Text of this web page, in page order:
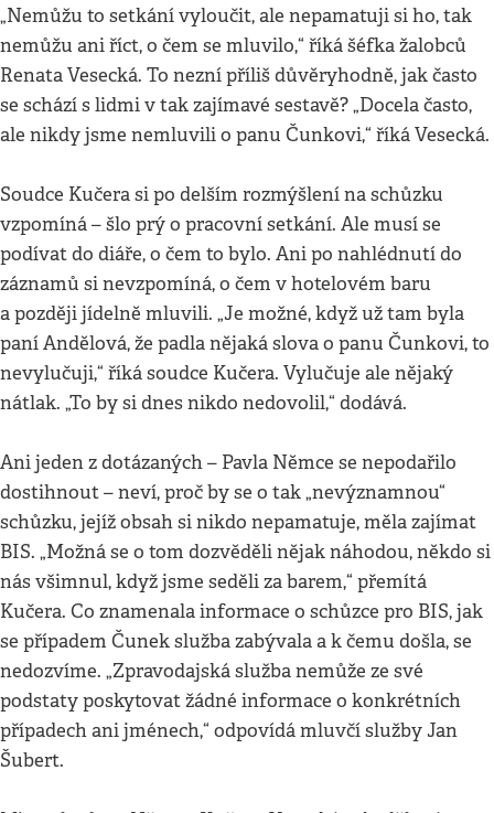
„Nemůžu to setkání vyloučit, ale nepamatuji si ho, tak
nemůžu ani říct, o čem se mluvilo,“ říká šéfka žalobců
Renata Vesecká. To nezní příliš důvěryhodně, jak často
se schází s lidmi v tak zajímavé sestavě? „Docela často,
ale nikdy jsme nemluvili o panu Čunkovi,“ říká Vesecká.
Soudce Kučera si po delším rozmýšlení na schůzku
vzpomíná – šlo prý o pracovní setkání. Ale musí se
podívat do diáře, o čem to bylo. Ani po nahlédnutí do
záznamů si nevzpomíná, o čem v hotelovém baru
a později jídelně mluvili. „Je možné, když už tam byla
paní Andělová, že padla nějaká slova o panu Čunkovi, to
nevylučuji,“ říká soudce Kučera. Vylučuje ale nějaký
nátlak. „To by si dnes nikdo nedovolil,“ dodává.
Ani jeden z dotázaných – Pavla Němce se nepodařilo
dostihnout – neví, proč by se o tak „nevýznamnou“
schůzku, jejíž obsah si nikdo nepamatuje, měla zajímat
BIS. „Možná se o tom dozvěděli nějak náhodou, někdo si
nás všimnul, když jsme seděli za barem,“ přemítá
Kučera. Co znamenala informace o schůzce pro BIS, jak
se případem Čunek služba zabývala a k čemu došla, se
nedozvíme. „Zpravodajská služba nemůže ze své
podstaty poskytovat žádné informace o konkrétních
případech ani jménech,“ odpovídá mluvčí služby Jan
Šubert.